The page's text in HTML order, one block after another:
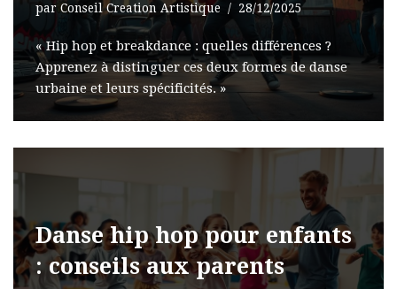
par Conseil Creation Artistique 28/12/2025
« Hip hop et breakdance : quelles différences ?
Apprenez à distinguer ces deux formes de danse
urbaine et leurs spécificités. »
Danse hip hop pour enfants
: conseils aux parents